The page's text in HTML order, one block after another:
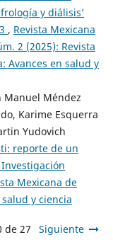
y diálisis’
, Revista Mexicana
2 (2025): Revista
Avances en salud y
Manuel Méndez
Karime Esquerra
Yudovich
reporte de un
Mexicana de
y ciencia
de 27 Siguiente